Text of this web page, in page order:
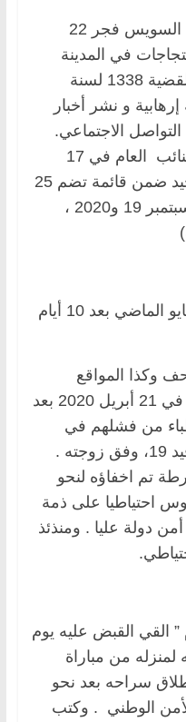
تم القبض عليه من منزله في السويس فجر 22
لاحتجاجات في المدينة
ويجرى التجديد له على ذمة القضية 1338 لسنة
إرهابية و نشر أخبار
الاجتماعي.
جرى اخلاء سبيله بقرار من النائب العام في 17
اغسطس 2022 ( صحفي وحيد ضمن قائمة تضم 25
محبوسا احتياطيا في احداث سبتمبر 19 و2020 ،
تم إطلاق سراحه بتاريخ 29 مايو الماضي بعد 10 أيام
وكذا المواقع
الإلكترونية. ألقي القبض عليه في 21 أبريل 2020 بعد
عن شكوى 8 أطباء من فشلهم في
اجراء مسحات لهم بشأن كوفيد 19، وفق زوجته .
تم اخفاؤه لنحو
احتياطيا على ذمة
القضية رقم 558 لسنة 2020 أمن دولة عليا . ومنذئذ
القي القبض عليه يوم
عودته لمنزله من مباراة
سراحه بعد نحو
الوطني . وكتب